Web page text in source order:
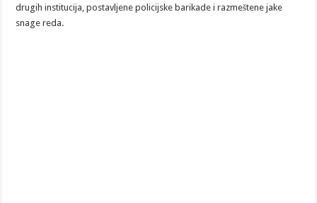
drugih institucija, postavljene policijske barikade i razmeštene jake
snage reda.